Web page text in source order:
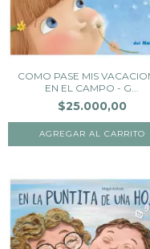
COMO PASE MIS
EN EL CAMPO - G...
$25.000,00